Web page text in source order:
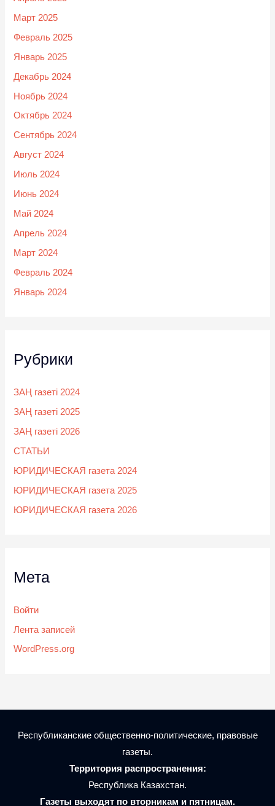
Март 2025
Февраль 2025
Январь 2025
Декабрь 2024
Ноябрь 2024
Октябрь 2024
Сентябрь 2024
Август 2024
Июль 2024
Июнь 2024
Май 2024
Апрель 2024
Март 2024
Февраль 2024
Январь 2024
Рубрики
ЗАҢ газеті 2024
ЗАҢ газеті 2025
ЗАҢ газеті 2026
СТАТЬИ
ЮРИДИЧЕСКАЯ газета 2024
ЮРИДИЧЕСКАЯ газета 2025
ЮРИДИЧЕСКАЯ газета 2026
Мета
Войти
Лента записей
WordPress.org
Республиканские общественно-политические, правовые
газеты.
Территория распространения:
Республика Казахстан.
Газеты выходят по вторникам и пятницам.